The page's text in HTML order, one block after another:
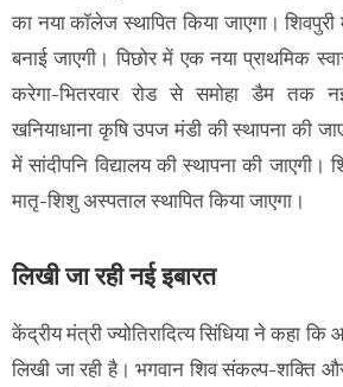
का नया कॉलेज स्थापित किया जाएगा।
बनाई जाएगी। पिछोर में एक नया प्राथमिक
करेगा-भितरवार रोड से समोहा डैम तक
खनियाधाना कृषि उपज मंडी की स्थापना की
में सांदीपनि विद्यालय की स्थापना की जाएगी।
मातृ-शिशु अस्पताल स्थापित किया जाएगा।
लिखी जा रही नई इबारत
केंद्रीय मंत्री ज्योतिरादित्य सिंधिया ने कहा
लिखी जा रही है। भगवान शिव संकल्प-शक्ति